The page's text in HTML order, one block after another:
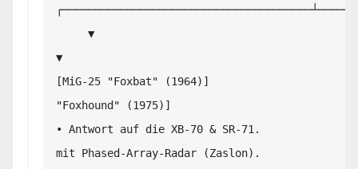
▼
[MiG-25 "Foxbat" (1964)]
"Foxhound" (1975)]
• Antwort auf die XB-70 & SR-71.
mit Phased-Array-Radar (Zaslon).